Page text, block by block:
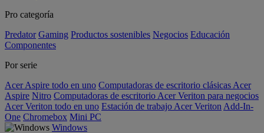
Pro categoría
Predator Gaming Productos sostenibles Negocios Educación
Componentes
Por serie
Acer Aspire todo en uno Computadoras de escritorio clásicas Acer
Aspire Nitro Computadoras de escritorio Acer Veriton para negocios
Acer Veriton todo en uno Estación de trabajo Acer Veriton Add-In-
One Chromebox Mini PC
Windows